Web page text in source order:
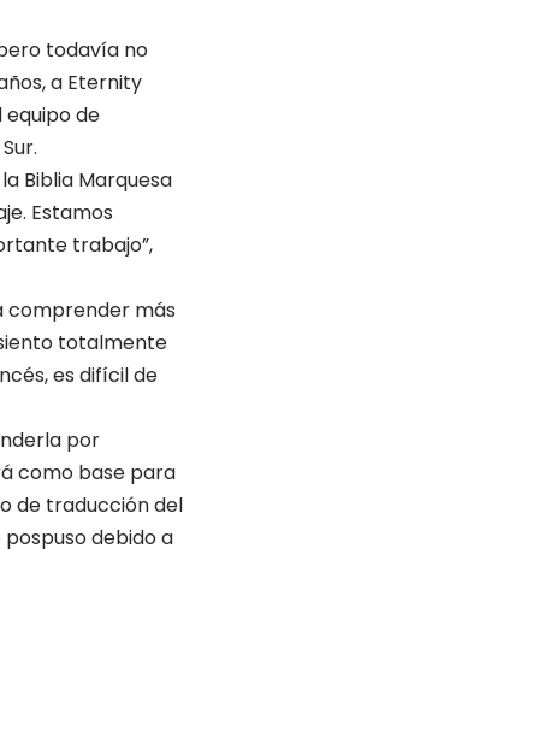
todavía no
a Eternity
equipo de
Biblia Marquesa
Estamos
trabajo”,
comprender más
totalmente
es difícil de
por
como base para
de traducción del
debido a